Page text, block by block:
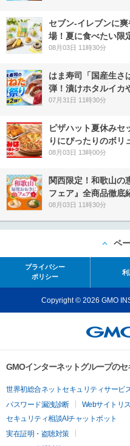
セブン‐イレブンに
場！夏に食べたい限
08月03日 11時30分
はま寿司「国産生さ
弾！漬けホタルイカ
07月31日 11時30分
ピザハット夏休みセ
りにぴったりのボリ
08月03日 13時00分
関西限定！和歌山の
フェア』全商品徹底
08月03日 11時30分
ペ
プライバシー
ポリシー
利
Copyright © 2026 GMO
GMOインターネットグループの
世界初総合ネットセキュリティサービ
パスワード漏洩診断
Webサイトリ
セキュリティ相談AIチャットボット
実在証明・盗聴対策